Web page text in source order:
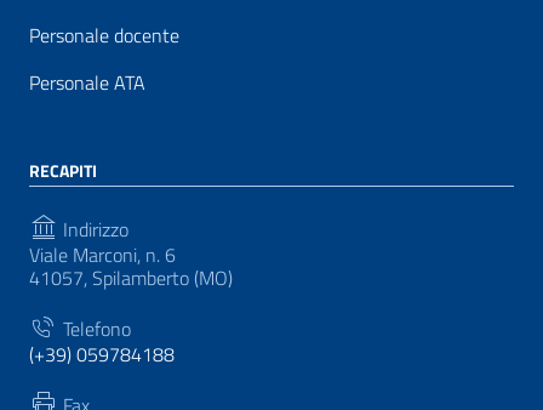
Personale docente
Personale ATA
RECAPITI
Indirizzo
Viale Marconi, n. 6
41057, Spilamberto (MO)
Telefono
(+39) 059784188